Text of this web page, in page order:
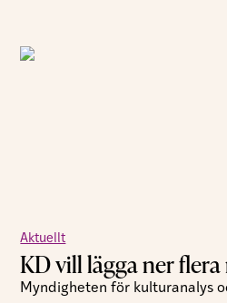
Aktuellt
KD vill lägga ner
Myndigheten för kulturanalys